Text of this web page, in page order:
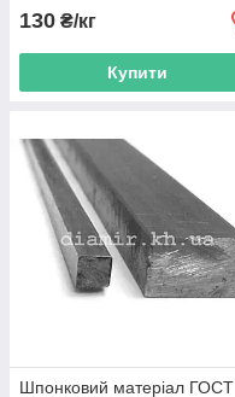
130 ₴/кг
Купити
Шпонковий матеріал ГОСТ